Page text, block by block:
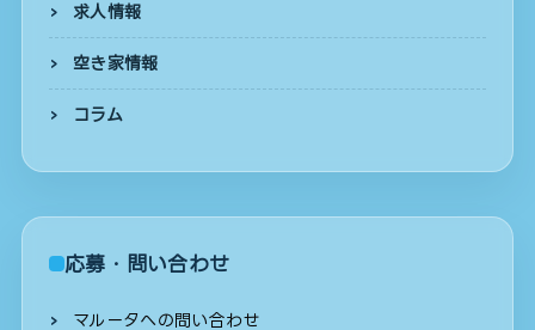
求人情報
空き家情報
コラム
応募・問い合わせ
マルータへの問い合わせ